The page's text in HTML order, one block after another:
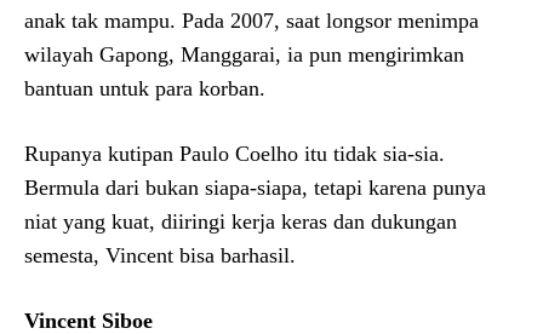
anak tak mampu. Pada 2007, saat longsor menimpa
wilayah Gapong, Manggarai, ia pun mengirimkan
bantuan untuk para korban.
Rupanya kutipan Paulo Coelho itu tidak sia-sia.
Bermula dari bukan siapa-siapa, tetapi karena punya
niat yang kuat, diiringi kerja keras dan dukungan
semesta, Vincent bisa barhasil.
Vincent Siboe